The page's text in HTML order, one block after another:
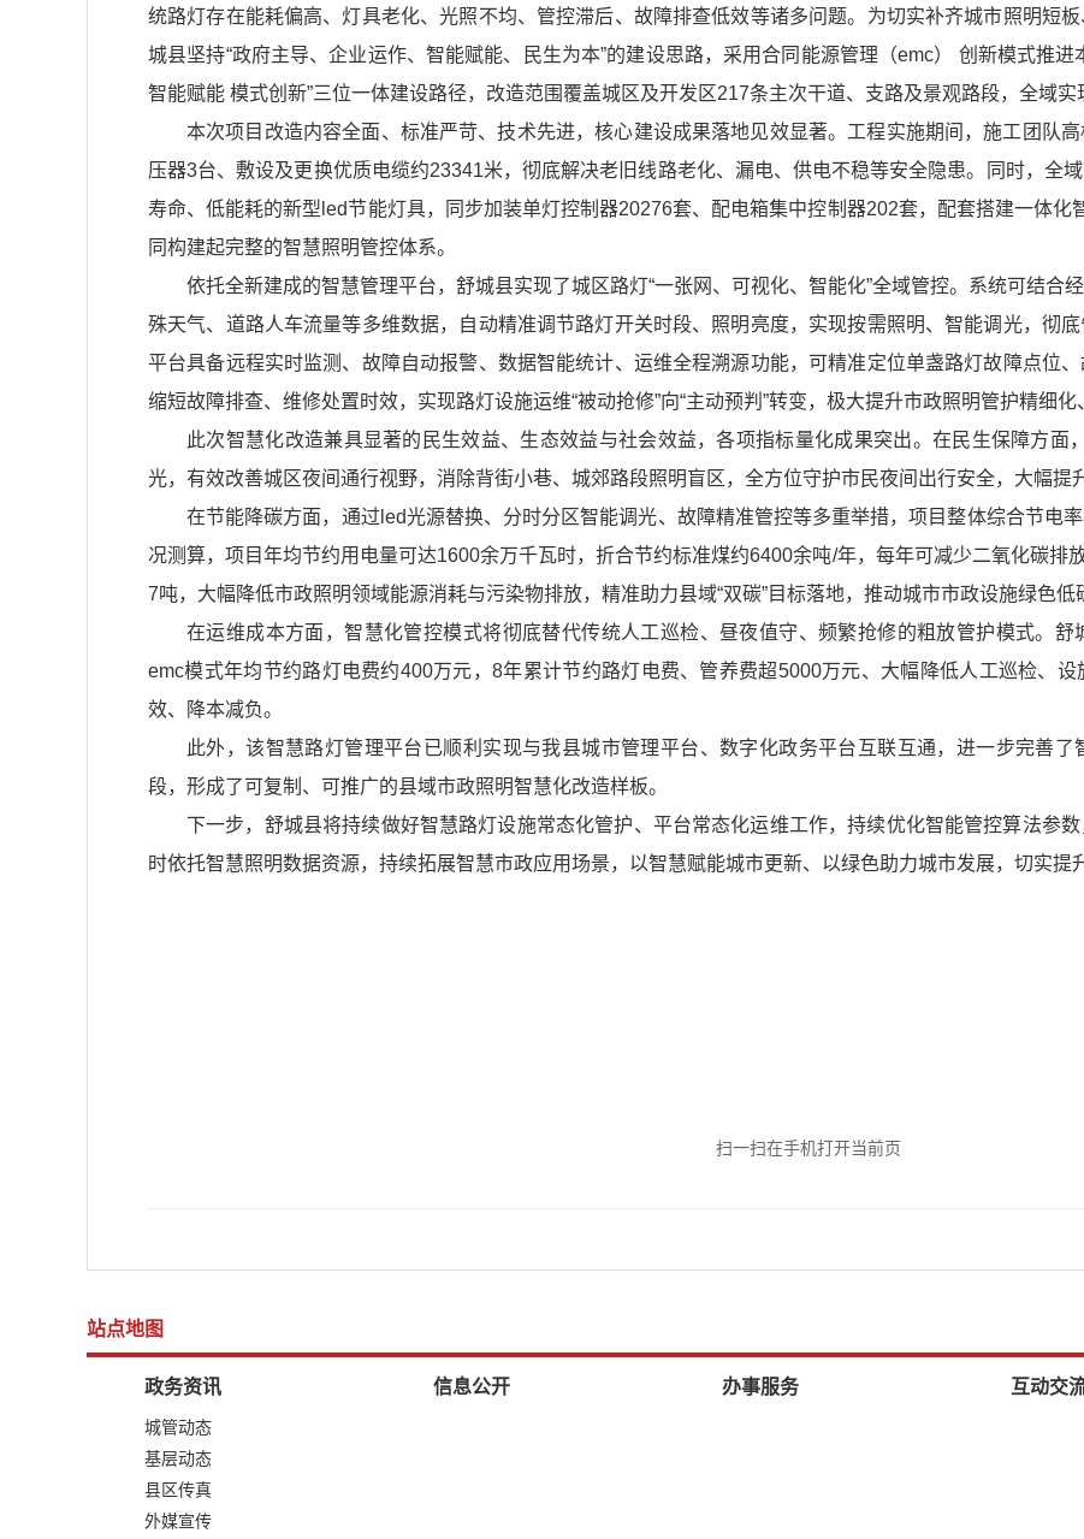
统路灯存在能耗偏高、灯具老化、光照不均、管控滞后、故障排查低效等诸多问题。为切实补齐城市照明短
城县坚持“政府主导、企业运作、智能赋能、民生为本”的建设思路，采用合同能源管理（emc） 创新模式推
智能赋能 模式创新”三位一体建设路径，改造范围覆盖城区及开发区217条主次干道、支路及景观路段，全域实
本次项目改造内容全面、标准严苛、技术先进，核心建设成果落地见效显著。工程实施期间，施工团队
压器3台、敷设及更换优质电缆约23341米，彻底解决老旧线路老化、漏电、供电不稳等安全隐患。同时，全
寿命、低能耗的新型led节能灯具，同步加装单灯控制器20276套、配电箱集中控制器202套，配套搭建一体
同构建起完整的智慧照明管控体系。
依托全新建成的智慧管理平台，舒城县实现了城区路灯“一张网、可视化、智能化”全域管控。系统可结合
殊天气、道路人车流量等多维数据，自动精准调节路灯开关时段、照明亮度，实现按需照明、智能调光，彻
平台具备远程实时监测、故障自动报警、数据智能统计、运维全程溯源功能，可精准定位单盏路灯故障点位
缩短故障排查、维修处置时效，实现路灯设施运维“被动抢修”向“主动预判”转变，极大提升市政照明管护精细化
此次智慧化改造兼具显著的民生效益、生态效益与社会效益，各项指标量化成果突出。在民生保障方面
光，有效改善城区夜间通行视野，消除背街小巷、城郊路段照明盲区，全方位守护市民夜间出行安全，大幅提
在节能降碳方面，通过led光源替换、分时分区智能调光、故障精准管控等多重举措，项目整体综合节电
况测算，项目年均节约用电量可达1600余万千瓦时，折合节约标准煤约6400余吨/年，每年可减少二氧化碳排
7吨，大幅降低市政照明领域能源消耗与污染物排放，精准助力县域“双碳”目标落地，推动城市市政设施绿色低
在运维成本方面，智慧化管控模式将彻底替代传统人工巡检、昼夜值守、频繁抢修的粗放管护模式。
emc模式年均节约路灯电费约400万元，8年累计节约路灯电费、管养费超5000万元、大幅降低人工巡检、
效、降本减负。
此外，该智慧路灯管理平台已顺利实现与我县城市管理平台、数字化政务平台互联互通，进一步完善
段，形成了可复制、可推广的县域市政照明智慧化改造样板。
下一步，舒城县将持续做好智慧路灯设施常态化管护、平台常态化运维工作，持续优化智能管控算法参
时依托智慧照明数据资源，持续拓展智慧市政应用场景，以智慧赋能城市更新、以绿色助力城市发展，切实提
扫一扫在手机打开当前页
站点地图
政务资讯
城管动态
基层动态
县区传真
外媒宣传
信息公开 办事服务 互动交